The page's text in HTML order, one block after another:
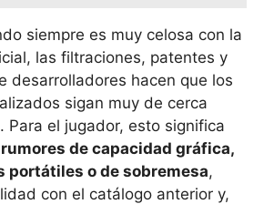
siempre es muy celosa con la
las filtraciones, patentes y
desarrolladores hacen que los
sigan muy de cerca
Para el jugador, esto significa
rumores de capacidad gráfica,
portátiles o de sobremesa,
con el catálogo anterior y,